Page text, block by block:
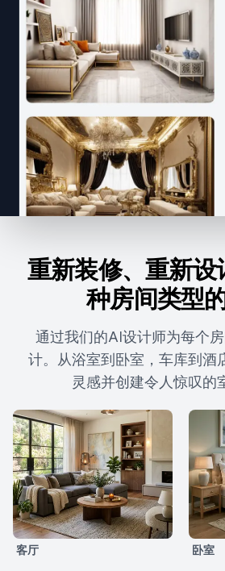
重新装修、重新设
种房间类型
通过我们的AI设计师为每个
计。从浴室到卧室，车库到酒
灵感并创建令人惊叹的
客厅 卧室